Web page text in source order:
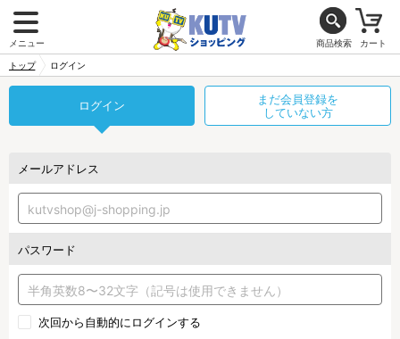
メニュー 商品検索 カート
トップ ログイン
ログイン
まだ会員登録を
していない方
メールアドレス
パスワード
次回から自動的にログインする